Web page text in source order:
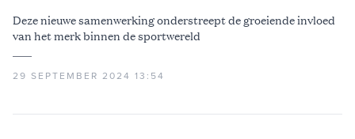
Deze nieuwe samenwerking onderstreept de groeiende invloed
van het merk binnen de sportwereld
29 SEPTEMBER 2024 13:54